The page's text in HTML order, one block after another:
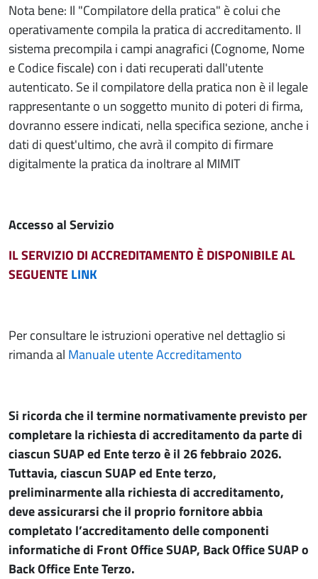
Nota bene: Il "Compilatore della pratica" è colui che
operativamente compila la pratica di accreditamento. Il
sistema precompila i campi anagrafici (Cognome, Nome
e Codice fiscale) con i dati recuperati dall'utente
autenticato. Se il compilatore della pratica non è il legale
rappresentante o un soggetto munito di poteri di firma,
dovranno essere indicati, nella specifica sezione, anche i
dati di quest'ultimo, che avrà il compito di firmare
digitalmente la pratica da inoltrare al MIMIT
Accesso al Servizio
IL SERVIZIO DI ACCREDITAMENTO È DISPONIBILE AL
SEGUENTELINK
Per consultare le istruzioni operative nel dettaglio si
rimanda al Manuale utente Accreditamento
Si ricorda che il termine normativamente previsto per
completare la richiesta di accreditamento da parte di
ciascun SUAP ed Ente terzo è il 26 febbraio 2026.
Tuttavia, ciascun SUAP ed Ente terzo,
preliminarmente alla richiesta di accreditamento,
deve assicurarsi che il proprio fornitore abbia
completato l’accreditamento delle componenti
informatiche di Front Office SUAP, Back Office SUAP o
Back Office Ente Terzo.